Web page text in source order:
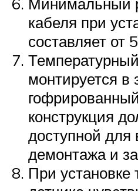
кабеля при
составляет от
монтируется
конструкция
доступной для
демонтажа и
При установке